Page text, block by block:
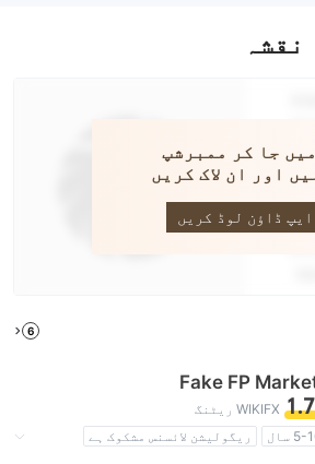
نقشہ
جا کر ممبرشپ
اور ان لاک کریں
ایپ ڈاؤن لوڈ کریں
fpmarkets
6
Fake FP
WIKIFX ریٹنگ
سال
ریگولیشن لائسنس مشکوک ہے